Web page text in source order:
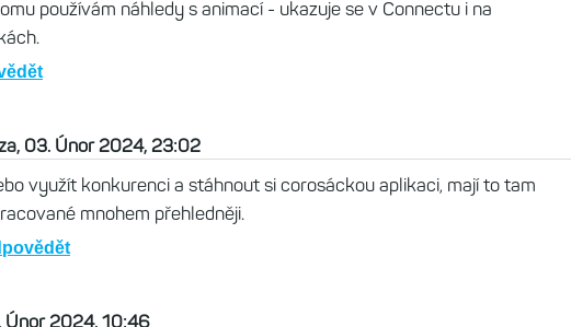
používám náhledy s animací - ukazuje se v Connectu i na
03. Únor 2024, 23:02
využít konkurenci a stáhnout si corosáckou aplikaci, mají to tam
mnohem přehledněji.
Únor 2024, 10:46